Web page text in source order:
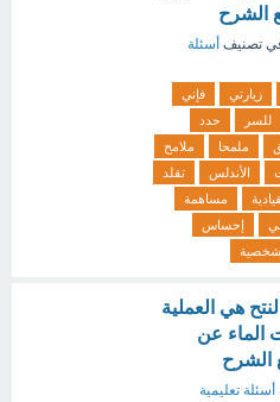
الشرح
تصنيف أسئلة
زيارتي
فإني
للسر
حدد
ملمحا
ملامح
الأندلس
تقلد
مساهمة
إحساس
هي العملية
الماء عن
الشرح
أسئلة تعليمية